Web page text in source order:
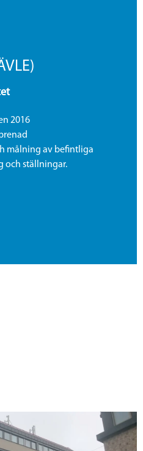
2016
målning av befintliga
och ställningar.